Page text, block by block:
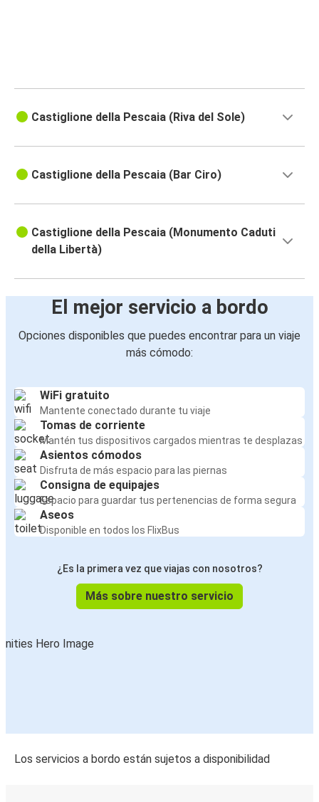
Castiglione della Pescaia (Riva del Sole)
Castiglione della Pescaia (Bar Ciro)
Castiglione della Pescaia (Monumento Caduti
della Libertà)
El mejor servicio a bordo
Opciones disponibles que puedes encontrar para un viaje
más cómodo:
WiFi gratuito
Mantente conectado durante tu viaje
Tomas de corriente
Mantén tus dispositivos cargados mientras te desplazas
Asientos cómodos
Disfruta de más espacio para las piernas
Consigna de equipajes
Espacio para guardar tus pertenencias de forma segura
Aseos
Disponible en todos los FlixBus
¿Es la primera vez que viajas con nosotros?
Más sobre nuestro servicio
Los servicios a bordo están sujetos a disponibilidad